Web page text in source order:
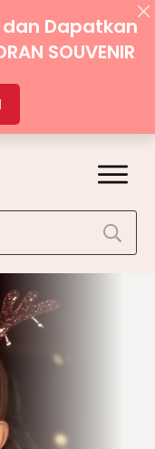
dan Dapatkan
SOUVENIR